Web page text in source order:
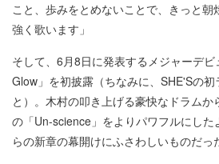
こと、歩みをとめないことで、きっと
強く歌います」
そして、6月8日に発表するメジャーデ
Glow」を初披露（ちなみに、SHE'Sの
と）。木村の叩き上げる豪快なドラム
の「Un-science」をよりパワフルにした
らの新章の幕開けにふさわしいものだっ